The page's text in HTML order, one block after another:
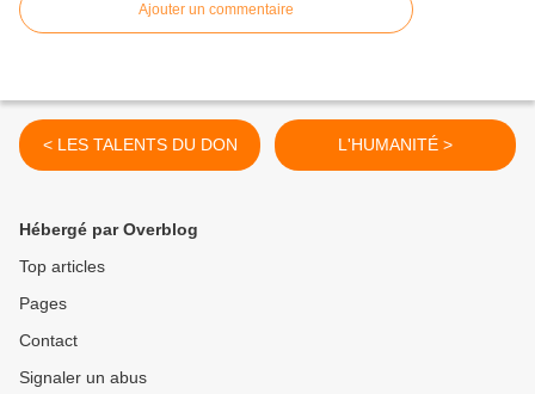
Ajouter un commentaire
< LES TALENTS DU DON L'HUMANITÉ >
Hébergé par Overblog
Top articles
Pages
Contact
Signaler un abus